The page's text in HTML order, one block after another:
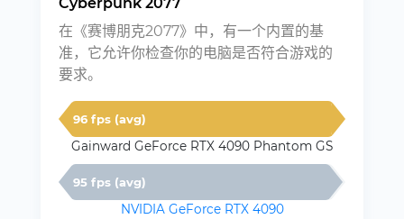
在《赛博朋克2077》中，有一个内置的基
准，它允许你检查你的电脑是否符合游戏的
要求。
96 fps (avg)
Gainward GeForce RTX 4090 Phantom GS
95 fps (avg)
NVIDIA GeForce RTX 4090